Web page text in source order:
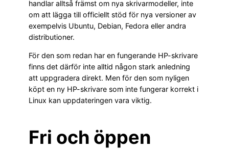
handlar alltså främst om nya skrivarmodeller, inte
om att lägga till officiellt stöd för nya versioner av
exempelvis Ubuntu, Debian, Fedora eller andra
distributioner.
För den som redan har en fungerande HP-skrivare
finns det därför inte alltid någon stark anledning
att uppgradera direkt. Men för den som nyligen
köpt en ny HP-skrivare som inte fungerar korrekt i
Linux kan uppdateringen vara viktig.
Fri och öppen